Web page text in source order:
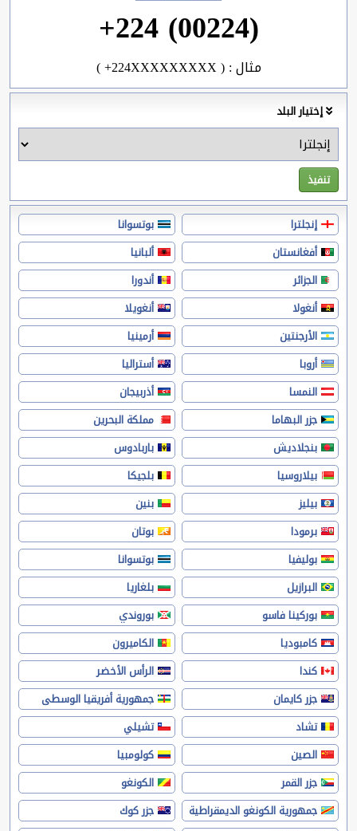
+224 (00224)
( +224XXXXXXXXX ) : مثال
إختيار البلد
إنجلترا
بوتسوانا
أفغانستان
ألبانيا
الجزائر
أندورا
أنغولا
أنغويلا
الأرجنتين
أرمينيا
أروبا
أستراليا
النمسا
أذربيجان
جزر البهاما
مملكة البحرين
بنجلاديش
باربادوس
بيلاروسيا
بلجيكا
بيليز
بنين
برمودا
بوتان
بوليفيا
بوتسوانا
البرازيل
بلغاريا
بوركينا فاسو
بوروندي
كامبوديا
الكاميرون
كندا
الرأس الأخضر
جزر كايمان
جمهورية أفريقيا الوسطى
تشاد
تشيلي
الصين
كولومبيا
جزر القمر
الكونغو
جمهورية الكونغو الديمقراطية
جزر كوك